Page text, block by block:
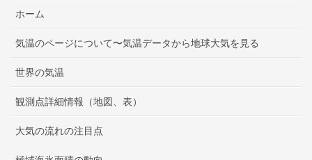
ホーム
気温のページについて〜気温データから地球大気を見る
世界の気温
観測点詳細情報（地図、表）
大気の流れの注目点